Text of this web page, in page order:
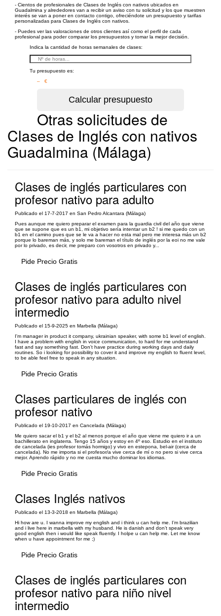
- Cientos de profesionales de Clases de Inglés con nativos ubicados en
Guadalmina y alrededores van a recibir un aviso con tu solicitud y los que muestren
interés se van a poner en contacto contigo, ofreciéndote un presupuesto y tarifas
personalizadas para Clases de Inglés con nativos.
- Puedes ver las valoraciones de otros clientes así como el perfil de cada
profesional para poder comparar los presupuestos y tomar la mejor decisión.
Indica la cantidad de horas semanales de clases:
Tu presupuesto es:
– €
Otras solicitudes de
Clases de Inglés con nativos
Guadalmina (Málaga)
Clases de inglés particulares con
profesor nativo para adulto
Publicado el 17-7-2017 en San Pedro Alcantara (Málaga)
Pues aunque me quiero preparar el examen para la guardia civil del año que viene
que se supone que es un b1, mi objetivo sería intentar un b2 ! si me quedo con un
b1 en el camino pues que se le va a hacer no esta mal pero me interesa más un b2
porque lo bareman más, y solo me bareman el título de inglés por la eoi no me vale
por lo privado, es decir, me preparo con vosotros en privado y...
Pide Precio Gratis
Clases de inglés particulares con
profesor nativo para adulto nivel
intermedio
Publicado el 15-9-2025 en Marbella (Málaga)
I'm manager in product it company, ukrainian speaker, with some b1 level of english.
I have a problem with english in voice communication, to hard for me understand
fast and say something fast. Don't have practice during working days and daily
routines. So i looking for possibility to cover it and improve my english to fluent level,
to be able feel free to speak in any situation.
Pide Precio Gratis
Clases particulares de inglés con
profesor nativo
Publicado el 19-10-2017 en Cancelada (Málaga)
Me quiero sacar el b1 y el b2 al menos porque el año que viene me quiero ir a un
bachillerato en inglaterra. Tengo 15 años y estoy en 4º eso. Estudio en el instituto
de cancelada (ies profesor tomás hormigo) y vivo en estepona, bel-air (cerca de
cancelada). No me importa si el profesor/a vive cerca de mí o no pero si vive cerca
mejor. Aprendo rápido y no me cuesta mucho dominar los idiomas.
Pide Precio Gratis
Clases Inglés nativos
Publicado el 13-3-2018 en Marbella (Málaga)
Hi how are u. I wanna improve my english and i think u can help me. I’m brazilian
and i live here in marbella with my husband. He is danish and don’t speak very
good english then i would like speak fluently. I holpe u can help me. Let me know
when u have appointment for me ;)
Pide Precio Gratis
Clases de inglés particulares con
profesor nativo para niño nivel
intermedio